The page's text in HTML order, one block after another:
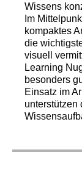
Wissens
Im
kompaktes
die
visuell
Learning
besonders
Einsatz im
unterstützen